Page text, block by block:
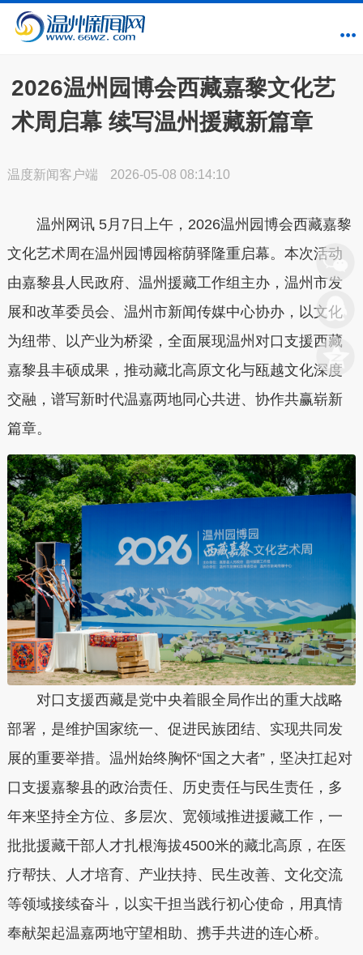
2026温州园博会西藏嘉黎文化艺
术周启幕 续写温州援藏新篇章
温度新闻客户端 2026-05-08 08:14:10
温州网讯 5月7日上午，2026温州园博会西藏嘉黎
文化艺术周在温州园博园榕荫驿隆重启幕。本次活动
由嘉黎县人民政府、温州援藏工作组主办，温州市发
展和改革委员会、温州市新闻传媒中心协办，以文化
为纽带、以产业为桥梁，全面展现温州对口支援西藏
嘉黎县丰硕成果，推动藏北高原文化与瓯越文化深度
交融，谱写新时代温嘉两地同心共进、协作共赢崭新
篇章。
对口支援西藏是党中央着眼全局作出的重大战略
部署，是维护国家统一、促进民族团结、实现共同发
展的重要举措。温州始终胸怀“国之大者”，坚决扛起对
口支援嘉黎县的政治责任、历史责任与民生责任，多
年来坚持全方位、多层次、宽领域推进援藏工作，一
批批援藏干部人才扎根海拔4500米的藏北高原，在医
疗帮扶、人才培育、产业扶持、民生改善、文化交流
等领域接续奋斗，以实干担当践行初心使命，用真情
奉献架起温嘉两地守望相助、携手共进的连心桥。